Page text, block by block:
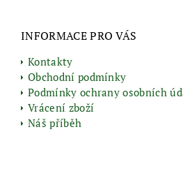
INFORMACE PRO VÁS
Kontakty
Obchodní podmínky
Podmínky ochrany osobních
Vrácení zboží
Náš příběh